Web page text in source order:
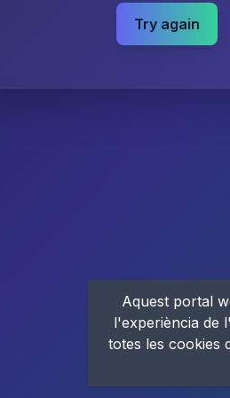
Try again
Aquest portal
l'experiència de
totes les cookies